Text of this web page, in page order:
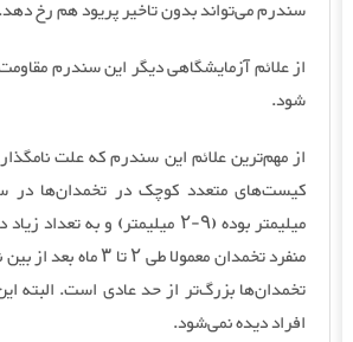
سندرم می‌تواند بدون تاخیر پریود هم رخ دهد.
از علائم آزمایشگاهی دیگر این سندرم
شود.
از مهم‌ترین علائم این سندرم که علت
میلیمتر بوده (۹-۲ میلیمتر)
منفرد تخمدان
تخمدان‌ها بزرگ‌تر از حد عادی است. البته
افراد دیده نمی‌شود.